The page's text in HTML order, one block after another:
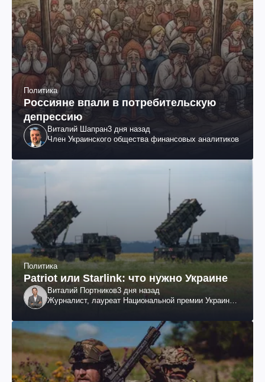
Политика
Россияне впали в потребительскую
депрессию
Виталий Шапран3 дня назад
Член Украинского общества финансовых аналитиков
Политика
Patriot или Starlink: что нужно Украине
Виталий Портников3 дня назад
Журналист, лауреат Национальной премии Украины